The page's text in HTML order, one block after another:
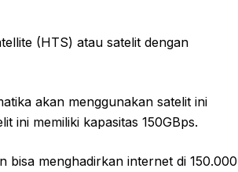
(HTS) atau satelit dengan
akan menggunakan satelit ini
ini memiliki kapasitas 150GBps.
bisa menghadirkan internet di 150.000